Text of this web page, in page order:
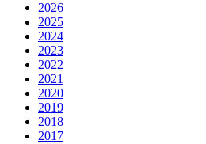
2026
2025
2024
2023
2022
2021
2020
2019
2018
2017